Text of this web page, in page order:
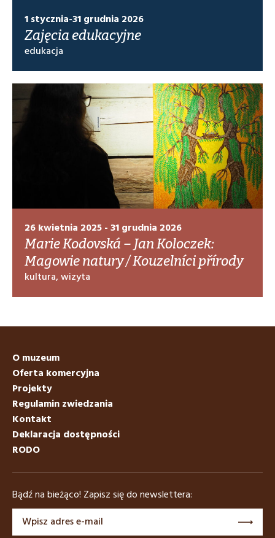
1 stycznia-31 grudnia 2026
Zajęcia edukacyjne
edukacja
26 kwietnia 2025 - 31 grudnia 2026
Marie Kodovská – Jan Koloczek:
Magowie natury / Kouzelníci přírody
kultura, wizyta
O muzeum
Oferta komercyjna
Projekty
Regulamin zwiedzania
Kontakt
Deklaracja dostępności
RODO
Bądź na bieżąco! Zapisz się do newslettera: